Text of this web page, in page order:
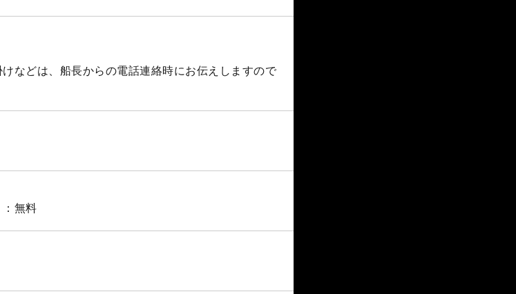
けなどは、船長からの電話連絡時にお伝えしますので
無料